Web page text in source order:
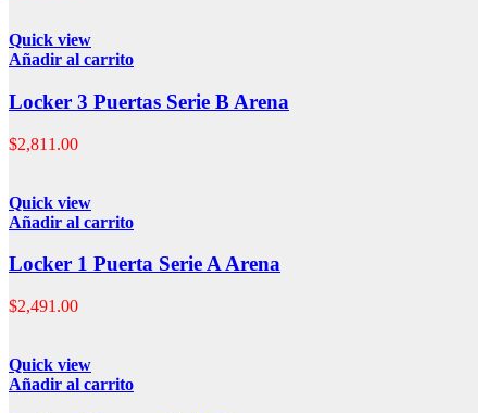
Quick view
Añadir al carrito
Locker 3 Puertas Serie B Arena
$2,811.00
Quick view
Añadir al carrito
Locker 1 Puerta Serie A Arena
$2,491.00
Quick view
Añadir al carrito